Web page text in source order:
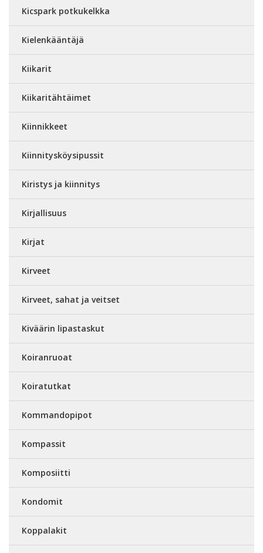
Kicspark potkukelkka
Kielenkääntäjä
Kiikarit
Kiikaritähtäimet
Kiinnikkeet
Kiinnitysköysipussit
Kiristys ja kiinnitys
Kirjallisuus
Kirjat
Kirveet
Kirveet, sahat ja veitset
Kiväärin lipastaskut
Koiranruoat
Koiratutkat
Kommandopipot
Kompassit
Komposiitti
Kondomit
Koppalakit